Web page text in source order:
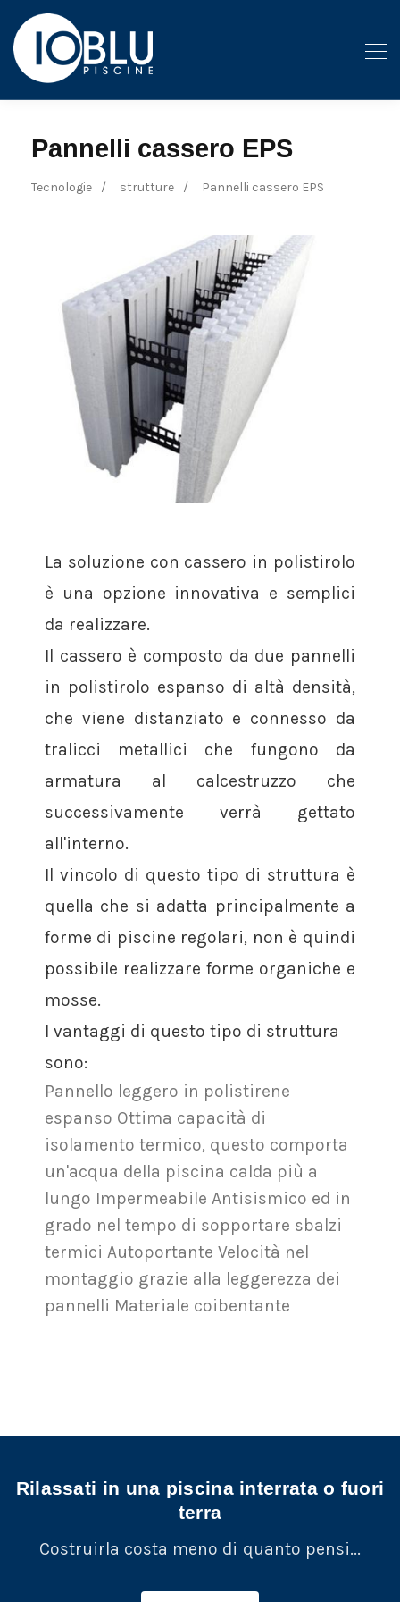
Pannelli cassero EPS
Tecnologie strutture Pannelli cassero EPS
La soluzione con cassero in polistirolo
è una opzione innovativa e semplici
da realizzare.
Il cassero è composto da due pannelli
in polistirolo espanso di altà densità,
che viene distanziato e connesso da
tralicci metallici che fungono da
armatura al calcestruzzo che
successivamente verrà gettato
all'interno.
Il vincolo di questo tipo di struttura è
quella che si adatta principalmente a
forme di piscine regolari, non è quindi
possibile realizzare forme organiche e
mosse.
I vantaggi di questo tipo di struttura
sono:
Pannello leggero in polistirene
espanso Ottima capacità di
isolamento termico, questo comporta
un'acqua della piscina calda più a
lungo Impermeabile Antisismico ed in
grado nel tempo di sopportare sbalzi
termici Autoportante Velocità nel
montaggio grazie alla leggerezza dei
pannelli Materiale coibentante
Rilassati in una piscina interrata o fuori
terra
Costruirla costa meno di quanto pensi...